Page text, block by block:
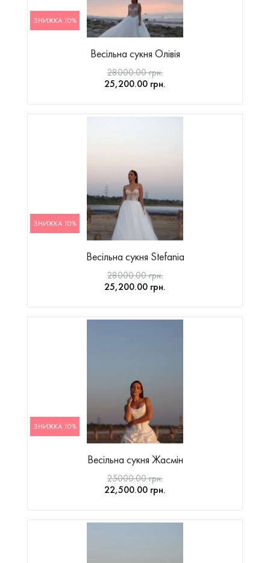
ЗНИЖКА 10%
Весільна сукня Олівія
28000.00 грн.
25,200.00 грн.
ЗНИЖКА 10%
Весільна сукня Stefania
28000.00 грн.
25,200.00 грн.
ЗНИЖКА 10%
Весільна сукня Жасмін
25000.00 грн.
22,500.00 грн.